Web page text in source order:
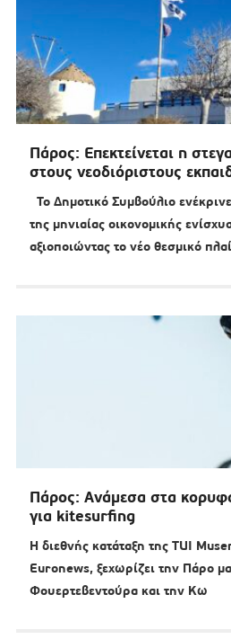
Πάρος: Επεκτείνεται η
στους νεοδιόριστους
Το Δημοτικό Συμβούλιο
της μηνιαίας οικονομικής
αξιοποιώντας το νέο θεσμικό
Πάρος: Ανάμεσα στα
για kitesurfing
Η διεθνής κατάταξη της TUI
Euronews, ξεχωρίζει την Πάρο
Φουερτεβεντούρα και την Κω